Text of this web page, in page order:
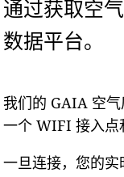
通过获取空
数据平台。
我们的 GAIA 空
一个 WIFI 接入点
一旦连接，您的